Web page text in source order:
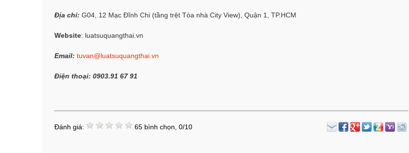
Địa chỉ: G04, 12 Mạc Đĩnh Chi (tầng trệt Tòa nhà City View), Quận 1, TP.HCM
Website: luatsuquangthai.vn
Email: tuvan@luatsuquangthai.vn
Điện thoại: 0903.91 67 91
Đánh giá: 65 bình chọn, 0/10